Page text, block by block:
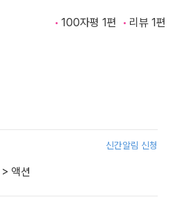
100자평 1편 리뷰 1편
신간알림 신청
> 액션